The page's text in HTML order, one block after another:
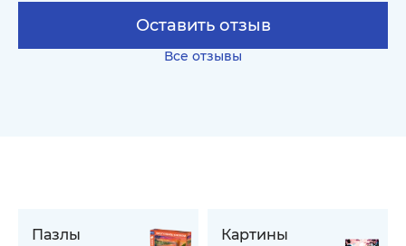
Все отзывы
Оставить отзыв
Пазлы
Картины